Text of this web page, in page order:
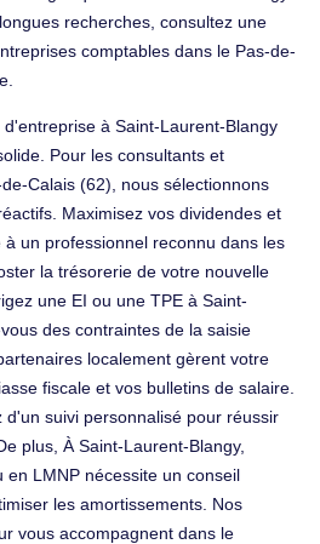
recherches, consultez une
comptables dans le Pas-de-
à Saint-Laurent-Blangy
Pour les consultants et
Calais (62), nous sélectionnons
Maximisez vos dividendes et
un professionnel reconnu dans les
la trésorerie de votre nouvelle
une EI ou une TPE à Saint-
des contraintes de la saisie
localement gèrent votre
fiscale et vos bulletins de salaire.
suivi personnalisé pour réussir
plus, À Saint-Laurent-Blangy,
en LMNP nécessite un conseil
les amortissements. Nos
vous accompagnent dans le